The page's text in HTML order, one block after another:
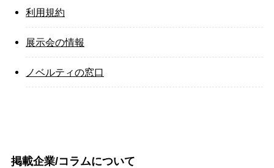
利用規約
展示会の情報
ノベルティの窓口
掲載企業/コラムについて